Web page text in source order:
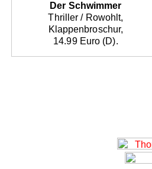
Der Schwimmer
Thriller / Rowohlt,
Klappenbroschur,
14.99 Euro (D).